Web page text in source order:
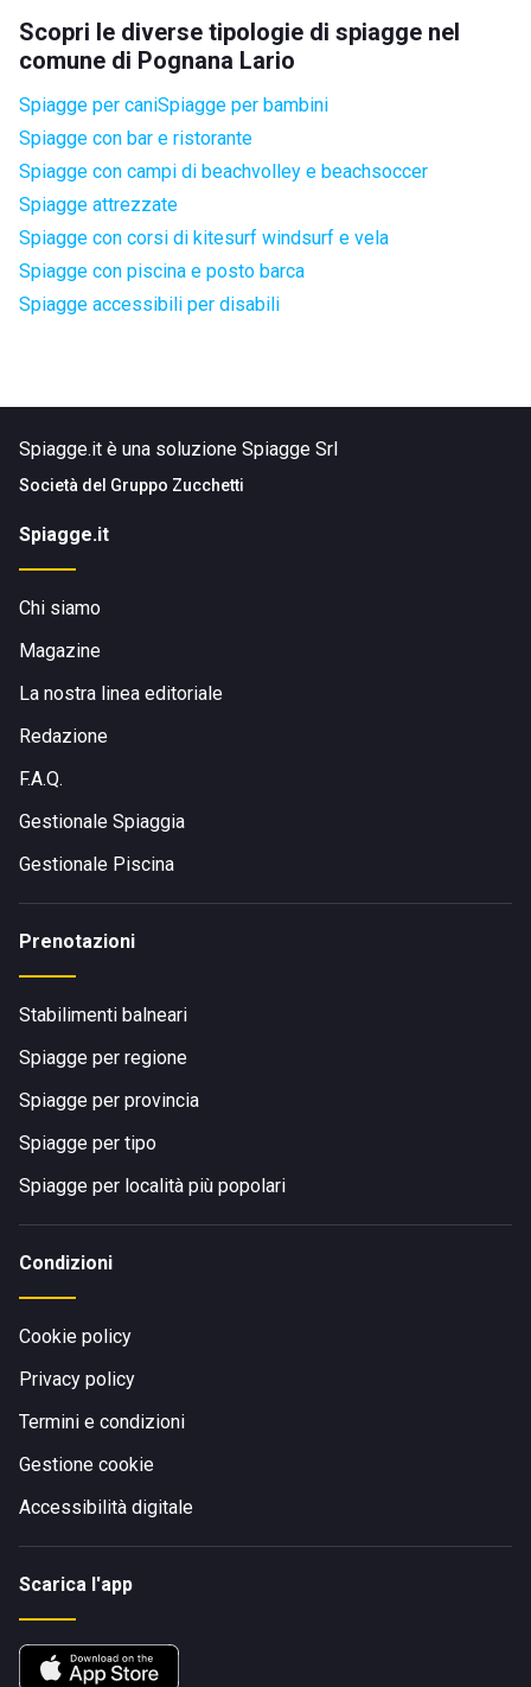
Scopri le diverse tipologie di spiagge nel
comune di Pognana Lario
Spiagge per caniSpiagge per bambini
Spiagge con bar e ristorante
Spiagge con campi di beachvolley e beachsoccer
Spiagge attrezzate
Spiagge con corsi di kitesurf windsurf e vela
Spiagge con piscina e posto barca
Spiagge accessibili per disabili
Spiagge.it è una soluzione Spiagge Srl
Società del Gruppo Zucchetti
Spiagge.it
Chi siamo
Magazine
La nostra linea editoriale
Redazione
F.A.Q.
Gestionale Spiaggia
Gestionale Piscina
Prenotazioni
Stabilimenti balneari
Spiagge per regione
Spiagge per provincia
Spiagge per tipo
Spiagge per località più popolari
Condizioni
Cookie policy
Privacy policy
Termini e condizioni
Gestione cookie
Accessibilità digitale
Scarica l'app